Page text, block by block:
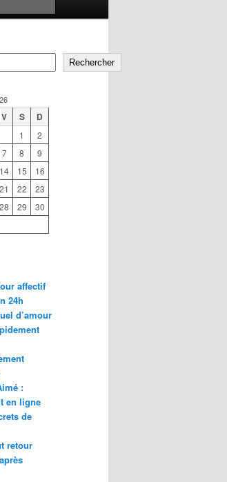
Rechercher
V S D
1
2
7 8
9
14 15
16
21 22
23
28 29
30
affectif
24h
d’amour
:
en ligne
de
retour